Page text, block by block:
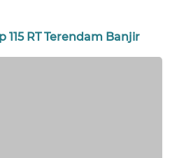
115 RT Terendam Banjir